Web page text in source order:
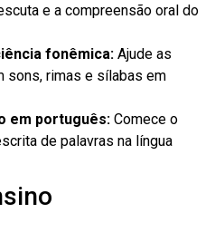
e a compreensão oral do
fonêmica: Ajude as
sons, rimas e sílabas em
em português: Comece o
de palavras na língua